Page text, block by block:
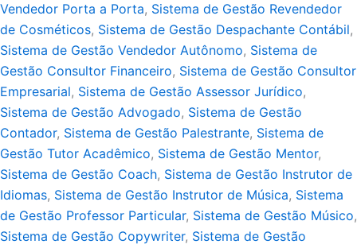
Vendedor Porta a Porta, Sistema de Gestão Revendedor
de Cosméticos, Sistema de Gestão Despachante Contábil,
Sistema de Gestão Vendedor Autônomo, Sistema de
Gestão Consultor Financeiro, Sistema de Gestão Consultor
Empresarial, Sistema de Gestão Assessor Jurídico,
Sistema de Gestão Advogado, Sistema de Gestão
Contador, Sistema de Gestão Palestrante, Sistema de
Gestão Tutor Acadêmico, Sistema de Gestão Mentor,
Sistema de Gestão Coach, Sistema de Gestão Instrutor de
Idiomas, Sistema de Gestão Instrutor de Música, Sistema
de Gestão Professor Particular, Sistema de Gestão Músico,
Sistema de Gestão Copywriter, Sistema de Gestão